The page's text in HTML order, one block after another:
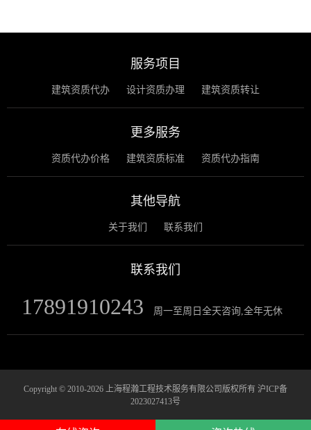
服务项目
建筑资质代办 设计资质办理 建筑资质转让
更多服务
资质代办价格 建筑资质标准 资质代办指南
其他导航
关于我们 联系我们
联系我们
17891910243 周一至周日全天咨询,全年无休
Copyright © 2010-2026 上海程瀚工程技术服务有限公司版权所有 沪ICP备
2023027413号